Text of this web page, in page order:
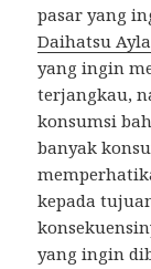
pasar yang
Daihatsu
yang ingin
terjangkau,
konsumsi
banyak
kepada
yang ingin